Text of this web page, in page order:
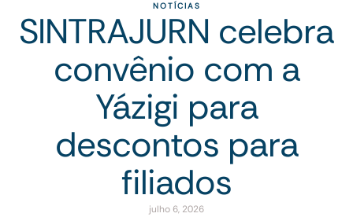
NOTÍCIAS
SINTRAJURN celebra
convênio com a
Yázigi para
descontos para
filiados
julho 6, 2026